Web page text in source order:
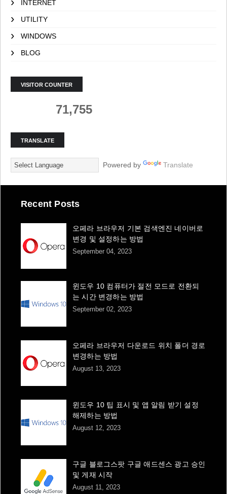
INTERNET
UTILITY
WINDOWS
BLOG
VISITOR COUNTER
71,755
TRANSLATE
Powered by Translate
Recent Posts
오페라 브라우저 기본 검색엔진 네이버로
변경 및 설정하는 방법
September 04, 2023
윈도우 10 컴퓨터가 절전 모드로 전환되
는 시간 변경하는 방법
September 02, 2023
오페라 브라우저 다운로드 위치 폴더 경로
변경하는 방법
August 13, 2023
윈도우 10 팁 표시 및 앱 알림 받기 설정
해제하는 방법
August 12, 2023
구글 블로그스팟 구글 애드센스 광고 승인
및 게재 시작
August 11, 2023